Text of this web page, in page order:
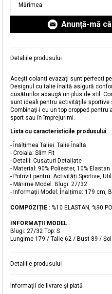
Mărimea
Anunță-mă
Detaliile produsului
Acești colanți evazați sunt perfecți
Designul cu talie înaltă asigură
cusăturilor adaugă un plus de stil.
sunt ideali pentru activitățile sportive
Combinați-i cu un top cropped
sport sau în împrejurimi.
Lista cu caracteristicile produsului
- Înălțimea Taliei: Talie Înaltă
- Croială: Slim Fit
- Detalii: Cusături Detaliate
- Material: 90% Poliester, 10% Elastan
- Potrivit pentru: Activități Sportive,
- Mărime Model: Blugi: 27/32
- Informații Model: Înălțime: 179 cm,
COMPOZIȚIE : %10 ELASTAN, %90
INFORMAȚII MODEL :
Blugi: 27/32 Top: S
Lungime 179 / Talie 62 / Bust 89 /
Detaliile produsului
Informații de livrare și plată
Magazinele
Puteți ajunge la magazinul
selectând informațiile
Selectați Judet
Alertă
Când produsul
vom trimite o
Adăugat în coș
Colanți
59,99 RON
Mergi